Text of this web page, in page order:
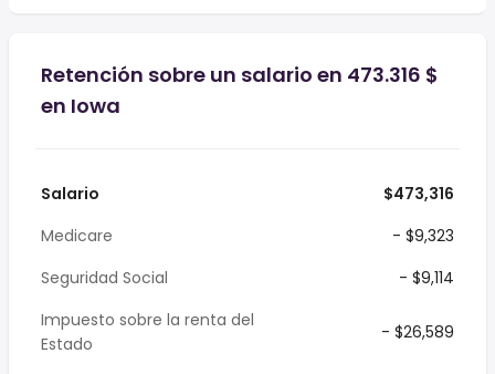
Retención sobre un salario en 473.316 $
en Iowa
Salario
$473,316
Medicare
- $9,323
Seguridad Social
- $9,114
Impuesto sobre la renta del
Estado
- $26,589